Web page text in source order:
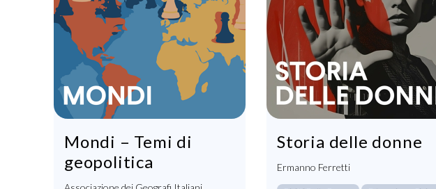
Mondi – Temi di
geopolitica
Storia delle donne
Ermanno Ferretti